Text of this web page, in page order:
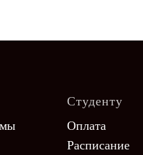
Студенту
Оплата
Расписание